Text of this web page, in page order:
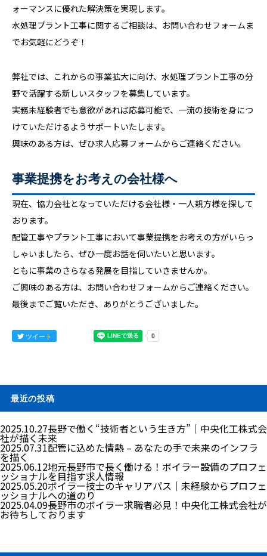
ォーマンスに優れた解決策を実現します。
水処理プラント工事に関するご相談は、 お問い合わせフォームま
でお気軽にどうぞ！
弊社では、これからの事業拡大に向け、水処理プラント工事の分
野で活躍する新しいスタッフを募集しています。
実務未経験者でも意欲があれば応募可能で、一流の技術を身につ
けていただけるようサポートいたします。
興味のある方は、ぜひ求人応募フォームからご連絡ください。
事業提携をお考えの会社様へ
現在、協力会社となっていただける会社様・一人親方様を探して
おります。
配管工事やプラント工事において事業提携をお考えの方がいらっ
しゃいましたら、ぜひ一度お話を伺いたいと思います。
ともに事業のさらなる発展を目指していきませんか。
ご興味のある方は、 お問い合わせフォームからご連絡ください。
最後までご覧いただき、ありがとうございました。
ツイート
最近の投稿
2025.10.27長野で働く“技術者という生き方”｜中央化工株式会
社が描く未来
2025.07.31配管に込めた情熱 – あなたの手で未来のインフラ
を描く
2025.06.12地元長野市で長く働ける！ボイラー設備のプロフェ
ッショナルを目指す求人情報
2025.05.20ボイラー技士のキャリアパス｜未経験からプロフェ
ッショナルへの道のり
2025.04.09長野市のボイラー求職者必見！中央化工株式会社が
お待ちしております